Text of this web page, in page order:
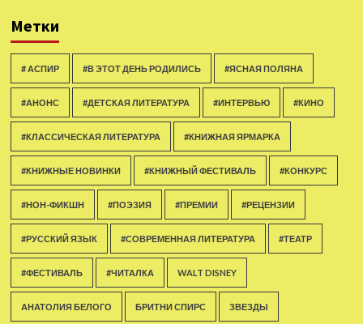
Метки
# АСПИР #В ЭТОТ ДЕНЬ РОДИЛИСЬ #ЯСНАЯ ПОЛЯНА
#АНОНС #ДЕТСКАЯ ЛИТЕРАТУРА #ИНТЕРВЬЮ #КИНО
#КЛАССИЧЕСКАЯ ЛИТЕРАТУРА #КНИЖНАЯ ЯРМАРКА
#КНИЖНЫЕ НОВИНКИ #КНИЖНЫЙ ФЕСТИВАЛЬ #КОНКУРС
#НОН-ФИКШН #ПОЭЗИЯ #ПРЕМИИ #РЕЦЕНЗИИ
#РУССКИЙ ЯЗЫК #СОВРЕМЕННАЯ ЛИТЕРАТУРА #ТЕАТР
#ФЕСТИВАЛЬ #ЧИТАЛКА WALT DISNEY
АНАТОЛИЯ БЕЛОГО БРИТНИ СПИРС ЗВЕЗДЫ